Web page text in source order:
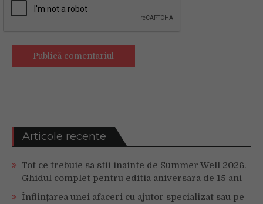
Articole recente
Tot ce trebuie sa stii inainte de Summer Well 2026.
Ghidul complet pentru editia aniversara de 15 ani
Înființarea unei afaceri cu ajutor specializat sau pe